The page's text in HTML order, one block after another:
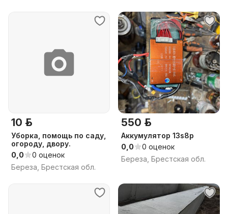
10 р.
Уборка, помощь по саду,
огороду, двору.
0,0
0 оценок
Береза, Брестская обл.
550 р.
Аккумулятор 13s8p
0,0
0 оценок
Береза, Брестская обл.